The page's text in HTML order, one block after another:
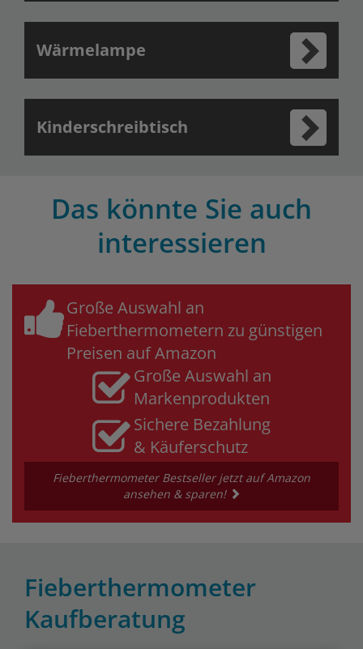
Wärmelampe
Kinderschreibtisch
Das könnte Sie auch
interessieren
Große Auswahl an
Fieberthermometern zu günstigen
Preisen auf Amazon
Große Auswahl an
Markenprodukten
Sichere Bezahlung
& Käuferschutz
Fieberthermometer Bestseller jetzt auf Amazon
ansehen & sparen!
Fieberthermometer
Kaufberatung